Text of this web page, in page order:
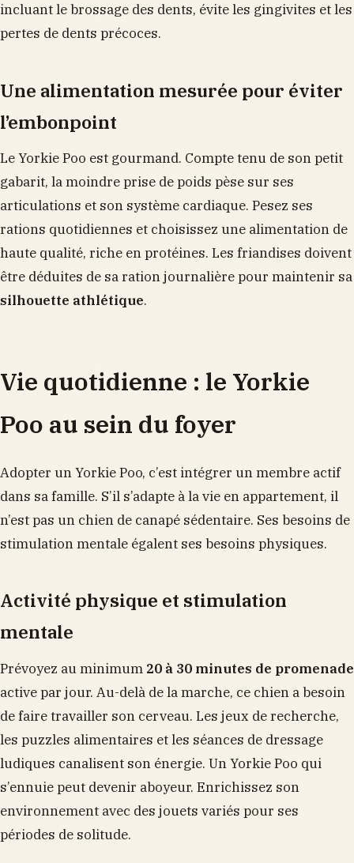
incluant le brossage des dents, évite les gingivites et les
pertes de dents précoces.
Une alimentation mesurée pour éviter
l’embonpoint
Le Yorkie Poo est gourmand. Compte tenu de son petit
gabarit, la moindre prise de poids pèse sur ses
articulations et son système cardiaque. Pesez ses
rations quotidiennes et choisissez une alimentation de
haute qualité, riche en protéines. Les friandises doivent
être déduites de sa ration journalière pour maintenir sa
silhouette athlétique.
Vie quotidienne : le Yorkie
Poo au sein du foyer
Adopter un Yorkie Poo, c’est intégrer un membre actif
dans sa famille. S’il s’adapte à la vie en appartement, il
n’est pas un chien de canapé sédentaire. Ses besoins de
stimulation mentale égalent ses besoins physiques.
Activité physique et stimulation
mentale
Prévoyez au minimum 20 à 30 minutes de promenade
active par jour. Au-delà de la marche, ce chien a besoin
de faire travailler son cerveau. Les jeux de recherche,
les puzzles alimentaires et les séances de dressage
ludiques canalisent son énergie. Un Yorkie Poo qui
s’ennuie peut devenir aboyeur. Enrichissez son
environnement avec des jouets variés pour ses
périodes de solitude.